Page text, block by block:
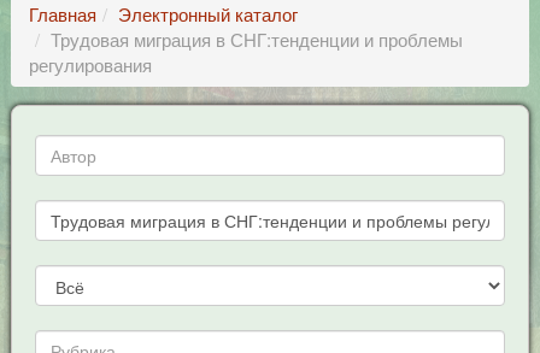
Главная
Электронный каталог
Трудовая миграция в СНГ:тенденции и проблемы
регулирования